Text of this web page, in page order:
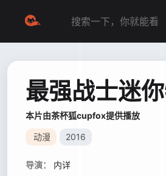
最强战士迷
本片由茶杯狐cupfox提供播放
动漫 2016
导演：
内详